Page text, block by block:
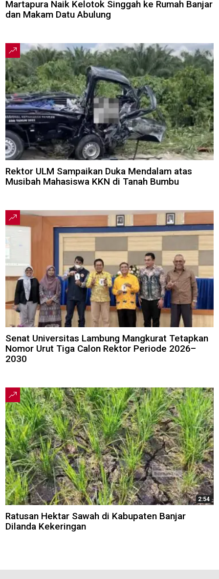
Martapura Naik Kelotok Singgah ke Rumah Banjar
dan Makam Datu Abulung
Rektor ULM Sampaikan Duka Mendalam atas
Musibah Mahasiswa KKN di Tanah Bumbu
Senat Universitas Lambung Mangkurat Tetapkan
Nomor Urut Tiga Calon Rektor Periode 2026–
2030
2:54
Ratusan Hektar Sawah di Kabupaten Banjar
Dilanda Kekeringan